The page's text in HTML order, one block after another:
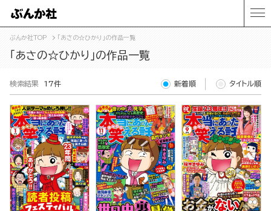
ぶんか社TOP 「あさの☆ひかり」の作品一覧
「あさの☆ひかり」の作品一覧
検索結果 17件 新着順 タイトル順